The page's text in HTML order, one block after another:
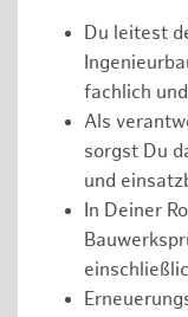
Du leitest
fachlich
Als
sorgst Du
und
In Deiner